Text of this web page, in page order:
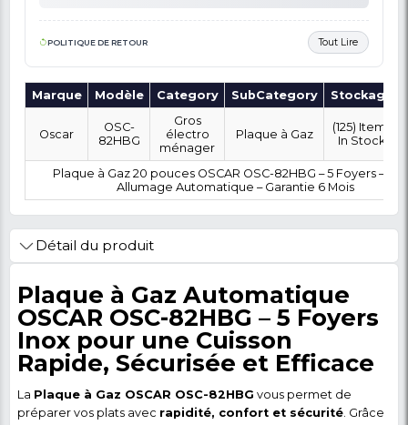
OÙ SOUHAITEZ-VOUS ÊTRE LIVRÉ ?
POLITIQUE DE RETOUR
Marque Modèle Category SubCategory